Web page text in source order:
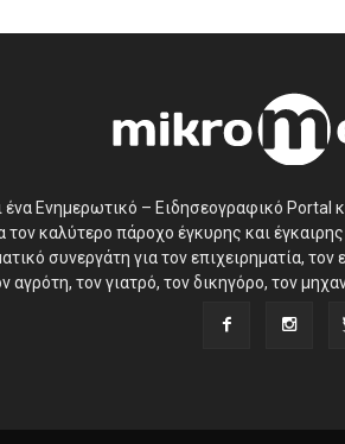
Ενημερωτικό – Ειδησεογραφικό Portal
τον καλύτερο πάροχο έγκυρης και
συνεργάτη για τον επιχειρηματία,
αγρότη, τον γιατρό, τον δικηγόρο, τον